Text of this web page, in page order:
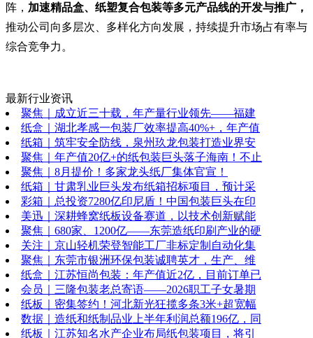
阵， 加速精品盒、纸塑复合包装等多元产品线的开发与推广，
推动公司向多层次、多样化方向发展，持续提升市场占有率与
综合竞争力。
最新行业资讯
聚焦｜成立近三十载，年产量行业领先——福建
纸盒｜湖北孝感一包装厂效率提高40%+，年产值
纸箱｜筑牢安全防线，泉州玖龙包装打造业界安
聚焦｜年产值20亿+的纸包装巨头落子海南！不止
聚焦｜8月提价！多家龙头纸厂集体官宣！
纸箱｜甘肃乳业巨头发布纸箱招标项目，预计采
彩箱｜总投资7280亿印尼盾！中国包装巨头在印
美迅｜深耕蜂窝纸板设备赛道，以技术创新赋能
聚焦｜680家、1200亿——东莞造纸印刷产业的硬
关注｜京山轻机荣登智能工厂非标定制自动化集
聚焦｜东莞市银洲环保包装诚聘英才，生产、维
纸盒｜江苏恒尚包装：年产值近2亿，目前订单已
会员｜三隆包装老总寄语——2026职工子女暑期
纸板｜密集签约！河北新光狂揽多条3米+超宽幅
数据｜造纸和纸制品业上半年利润总额196亿，同
纸板｜江苏知名水产企业布局纸包装项目，将引